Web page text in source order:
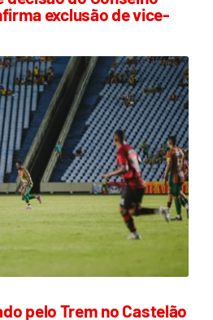
exclusão de vice-
pelo Trem no Castelão